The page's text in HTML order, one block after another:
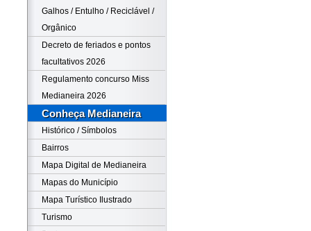
Galhos / Entulho / Reciclável /
Orgânico
Decreto de feriados e pontos
facultativos 2026
Regulamento concurso Miss
Medianeira 2026
Conheça Medianeira
Histórico / Símbolos
Bairros
Mapa Digital de Medianeira
Mapas do Município
Mapa Turístico Ilustrado
Turismo